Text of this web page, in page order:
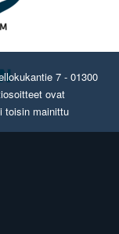
7 - 01300
ovat
toisin mainittu